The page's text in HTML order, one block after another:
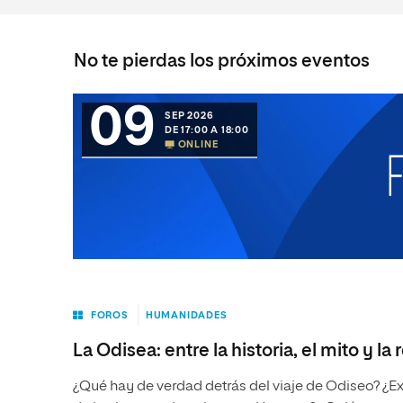
No te pierdas los próximos eventos
09
SEP 2026
DE 17:00 A 18:00
ONLINE
FOROS HUMANIDADES
La Odisea: entre la historia, el mito y la
¿Qué hay de verdad detrás del viaje de Odiseo?